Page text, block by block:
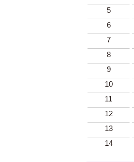
5
6
7
8
9
10
11
12
13
14